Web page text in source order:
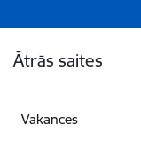
Ātrās saites
Vakances